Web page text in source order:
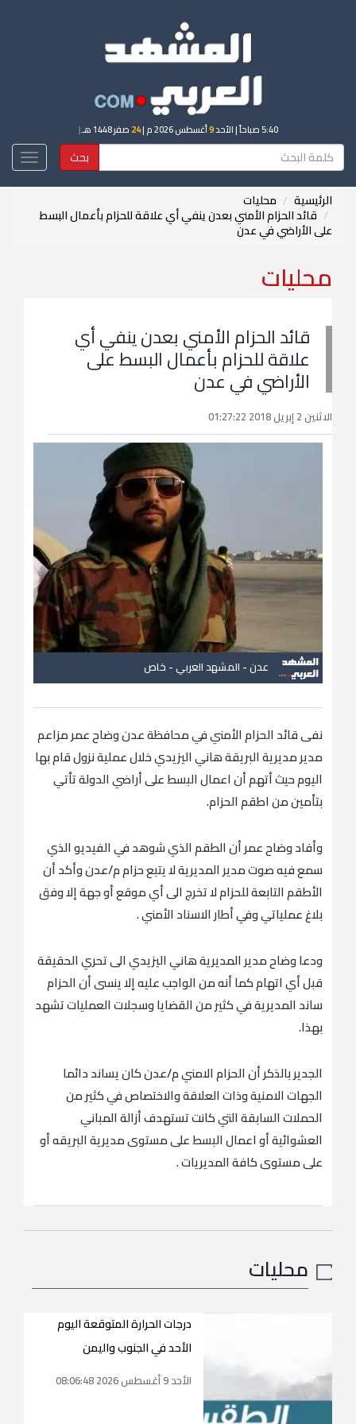
5:40 صباحاً | الأحد9أغسطس 2026 م | 24 صفر 1448 هـ |
بحث
الرئيسية محليات
قائد الحزام الأمني بعدن ينفي أي علاقة للحزام بأعمال البسط
على الأراضي في عدن
محليات
قائد الحزام الأمني بعدن ينفي أي
علاقة للحزام بأعمال البسط على
الأراضي في عدن
الاثنين 2 إبريل 2018 01:27:22
عدن - المشهد العربي - خاص
نفى قائد الحزام الأمني في محافظة عدن وضاح عمر مزاعم
مدير مديرية البريقة هاني اليزيدي خلال عملية نزول قام بها
اليوم حيث أتهم أن اعمال البسط على أراضي الدولة تأتي
بتأمين من اطقم الحزام.
وأفاد وضاح عمر أن الطقم الذي شوهد في الفيديو الذي
سمع فيه صوت مدير المديرية لا يتبع حزام م/عدن وأكد أن
الأطقم التابعة للحزام لا تخرج الى أي موقع أو جهة إلا وفق
بلاغ عملياتي وفي أطار الاسناد الأمني .
ودعا وضاح مدير المديرية هاني اليزيدي الى تحري الحقيقة
قبل أي اتهام كما أنه من الواجب عليه إلا ينسى أن الحزام
ساند المديرية في كثير من القضايا وسجلات العمليات تشهد
بهذا.
الجدير بالذكر أن الحزام الامني م/عدن كان يساند دائما
الجهات الامنية وذات العلاقة والاختصاص في كثير من
الحملات السابقة التي كانت تستهدف أزالة المباني
العشوائية أو اعمال البسط على مستوى مديرية البريقه أو
على مستوى كافة المديريات .
محليات
درجات الحرارة المتوقعة اليوم
الأحد في الجنوب واليمن
الأحد 9 أغسطس 2026 08:06:48